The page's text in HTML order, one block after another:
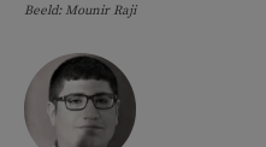
Beeld: Mounir Raji